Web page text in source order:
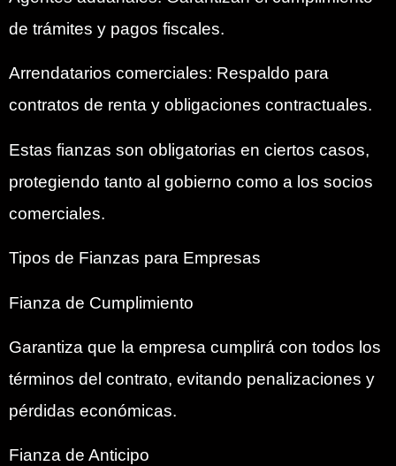
de trámites y pagos fiscales.
Arrendatarios comerciales: Respaldo para
contratos de renta y obligaciones contractuales.
Estas fianzas son obligatorias en ciertos casos,
protegiendo tanto al gobierno como a los socios
comerciales.
Tipos de Fianzas para Empresas
Fianza de Cumplimiento
Garantiza que la empresa cumplirá con todos los
términos del contrato, evitando penalizaciones y
pérdidas económicas.
Fianza de Anticipo